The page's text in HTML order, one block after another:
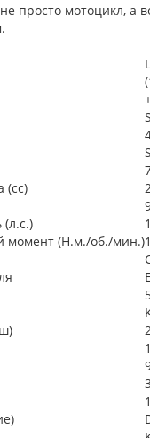
просто мотоцикл, а
(cc)
момент (Н.м./об./мин.)